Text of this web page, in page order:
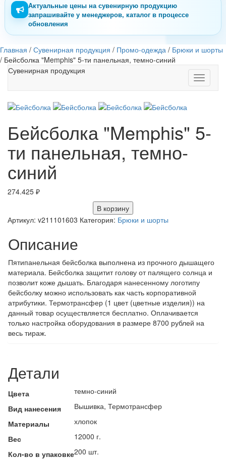
Актуальные цены на сувенирную продукцию
запрашивайте у менеджеров, каталог в процессе
обновления
Главная / Сувенирная продукция / Промо-одежда / Брюки и шорты
/ Бейсболка "Memphis" 5-ти панельная, темно-синий
Toggle
Сувенирная продукция
Бейсболка "Memphis" 5-
ти панельная, темно-
синий
274.425 ₽
В корзину
Артикул: v211101603 Категория: Брюки и шорты
Описание
Пятипанельная бейсболка выполнена из прочного дышащего
материала. Бейсболка защитит голову от палящего солнца и
позволит коже дышать. Благодаря нанесенному логотипу
бейсболку можно использовать как часть корпоративной
атрибутики. Термотрансфер (1 цвет (цветные изделия)) на
данный товар осуществляется бесплатно. Оплачивается
только настройка оборудования в размере 8700 рублей на
весь тираж.
Детали
Цвета
темно-синий
Вид нанесения
Вышивка, Термотрансфер
Материалы
хлопок
Вес
12000 г.
Кол-во в упаковке200 шт.